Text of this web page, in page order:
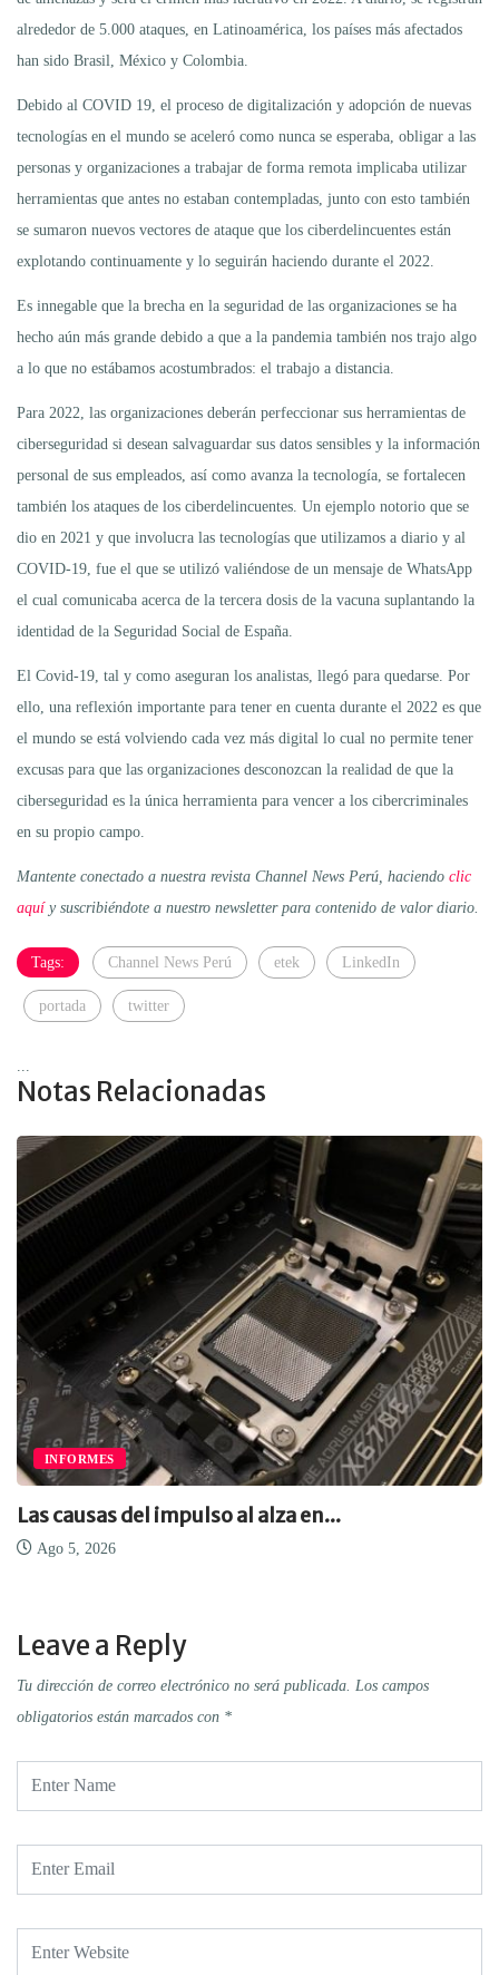
alrededor de 5.000 ataques, en Latinoamérica, los países más afectados
han sido Brasil, México y Colombia.
Debido al COVID 19, el proceso de digitalización y adopción de nuevas
tecnologías en el mundo se aceleró como nunca se esperaba, obligar a las
personas y organizaciones a trabajar de forma remota implicaba utilizar
herramientas que antes no estaban contempladas, junto con esto también
se sumaron nuevos vectores de ataque que los ciberdelincuentes están
explotando continuamente y lo seguirán haciendo durante el 2022.
Es innegable que la brecha en la seguridad de las organizaciones se ha
hecho aún más grande debido a que a la pandemia también nos trajo algo
a lo que no estábamos acostumbrados: el trabajo a distancia.
Para 2022, las organizaciones deberán perfeccionar sus herramientas de
ciberseguridad si desean salvaguardar sus datos sensibles y la información
personal de sus empleados, así como avanza la tecnología, se fortalecen
también los ataques de los ciberdelincuentes. Un ejemplo notorio que se
dio en 2021 y que involucra las tecnologías que utilizamos a diario y al
COVID-19, fue el que se utilizó valiéndose de un mensaje de WhatsApp
el cual comunicaba acerca de la tercera dosis de la vacuna suplantando la
identidad de la Seguridad Social de España.
El Covid-19, tal y como aseguran los analistas, llegó para quedarse. Por
ello, una reflexión importante para tener en cuenta durante el 2022 es que
el mundo se está volviendo cada vez más digital lo cual no permite tener
excusas para que las organizaciones desconozcan la realidad de que la
ciberseguridad es la única herramienta para vencer a los cibercriminales
en su propio campo.
Mantente conectado a nuestra revista Channel News Perú, haciendo clic
aquíy suscribiéndote a nuestro newsletter para contenido de valor diario.
Tags: Channel News Perú etek LinkedIn
portada twitter
Notas Relacionadas
INFORMES
Las causas del impulso al alza en...
Ago 5, 2026
Leave a Reply
Tu dirección de correo electrónico no será publicada. Los campos
obligatorios están marcados con *